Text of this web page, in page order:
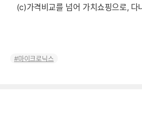
(c)가격비교를 넘어 가치쇼핑으로, 다
마이크로닉스